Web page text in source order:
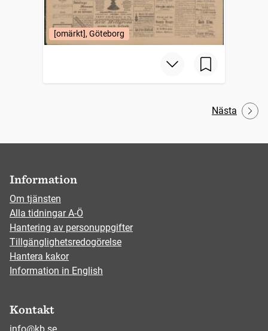
[omärkt], Göteborg
Nästa
Information
Om tjänsten
Alla tidningar A-Ö
Hantering av personuppgifter
Tillgänglighetsredogörelse
Hantera kakor
Information in English
Kontakt